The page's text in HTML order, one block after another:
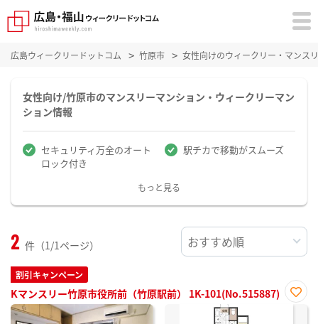
広島ウィークリードットコム 竹原市 女性向けのウィークリー・マンス
女性向け/竹原市のマンスリーマンション・ウィークリーマン
ション情報
セキュリティ万全のオート
ロック付き
駅チカで移動がスムーズ
もっと見る
2 件（1/1ページ）
割引キャンペーン
Kマンスリー竹原市役所前（竹原駅前） 1K-101(No.515887)
お気